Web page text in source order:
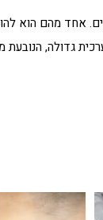
אחד מהם הוא
גדולה,